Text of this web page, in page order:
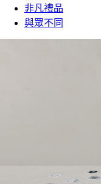
非凡禮品
與眾不同